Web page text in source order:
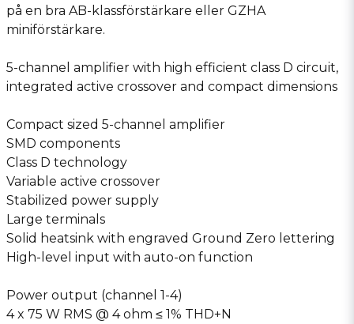
på en bra AB-klassförstärkare eller GZHA
miniförstärkare.
5-channel amplifier with high efficient class D circuit,
integrated active crossover and compact dimensions
Compact sized 5-channel amplifier
SMD components
Class D technology
Variable active crossover
Stabilized power supply
Large terminals
Solid heatsink with engraved Ground Zero lettering
High-level input with auto-on function
Power output (channel 1-4)
4 x 75 W RMS @ 4 ohm ≤ 1% THD+N